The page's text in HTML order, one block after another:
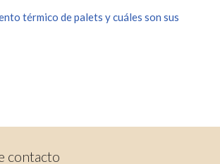
térmico de palets y cuáles son sus
contacto